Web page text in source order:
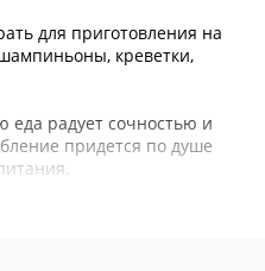
для приготовления на
креветки,
еда радует сочностью и
придется по душе
в тандыре. Легко
сторон.